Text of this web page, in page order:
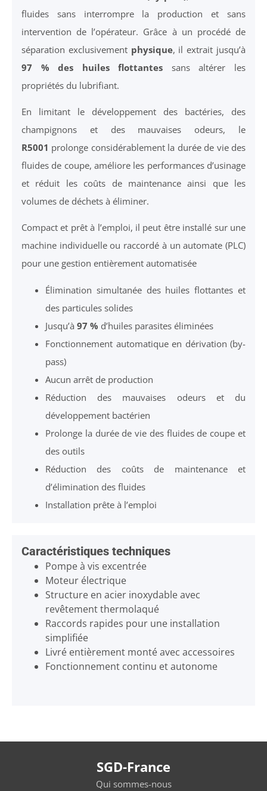
fluides sans interrompre la production et sans
intervention de l’opérateur. Grâce à un procédé de
séparation exclusivement physique, il extrait jusqu’à
97 % des huiles flottantes sans altérer les
propriétés du lubrifiant.
En limitant le développement des bactéries, des
champignons et des mauvaises odeurs, le
R5001 prolonge considérablement la durée de vie des
fluides de coupe, améliore les performances d’usinage
et réduit les coûts de maintenance ainsi que les
volumes de déchets à éliminer.
Compact et prêt à l’emploi, il peut être installé sur une
machine individuelle ou raccordé à un automate (PLC)
pour une gestion entièrement automatisée
Élimination simultanée des huiles flottantes et
des particules solides
Jusqu’à 97 % d’huiles parasites éliminées
Fonctionnement automatique en dérivation (by-
pass)
Aucun arrêt de production
Réduction des mauvaises odeurs et du
développement bactérien
Prolonge la durée de vie des fluides de coupe et
des outils
Réduction des coûts de maintenance et
d’élimination des fluides
Installation prête à l’emploi
Caractéristiques techniques
Pompe à vis excentrée
Moteur électrique
Structure en acier inoxydable avec
revêtement thermolaqué
Raccords rapides pour une installation
simplifiée
Livré entièrement monté avec accessoires
Fonctionnement continu et autonome
SGD-France
Qui sommes-nous